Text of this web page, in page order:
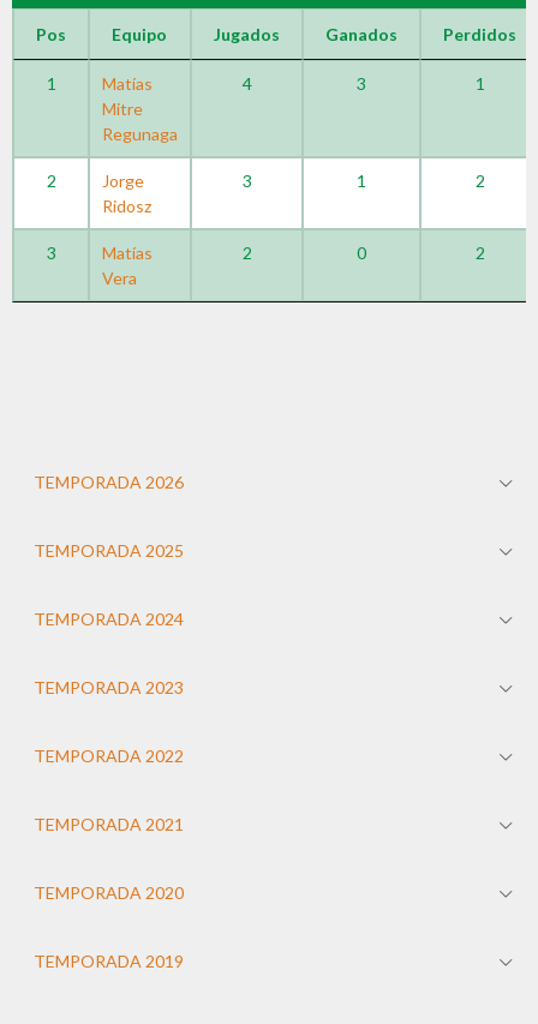
Pos Equipo Jugados Ganados Perdidos
1
Matías
Mitre
Regunaga
4 3 1
2
Jorge
Ridosz
3 1 2
3
Matías
Vera
2 0 2
TEMPORADA 2026
TEMPORADA 2025
TEMPORADA 2024
TEMPORADA 2023
TEMPORADA 2022
TEMPORADA 2021
TEMPORADA 2020
TEMPORADA 2019